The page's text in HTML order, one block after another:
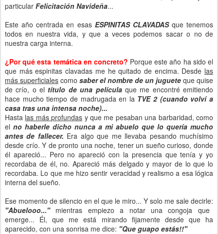
particular Felicitación Navideña...
Este año centrada en esas ESPINITAS CLAVADAS que tenemos
todos en nuestra vida, y que a veces podemos sacar o no de
nuestra carga interna.
¿Por qué esta temática en concreto? Porque este año ha sido el
que más espinitas clavadas me he quitado de encima. Desde las
más superficiales como saber el nombre de un juguete que quise
de crío, o el título de una película que me encontré emitiendo
hace mucho tiempo de madrugada en la TVE 2 (cuando volví a
casa tras una intensa noche)...
Hasta las más profundas y que me pesaban una barbaridad, como
el no haberle dicho nunca a mi abuelo que lo quería mucho
antes de fallecer. Era algo que me llevaba pesando muchísimo
desde crío. Y de pronto una noche, tener un sueño curioso, donde
él apareció... Pero no apareció con la presencia que tenía y yo
recordaba de él, no. Apareció más delgado y mayor de lo que lo
recordaba. Lo que me hizo sentir veracidad y realismo a esa lógica
interna del sueño.
Ese momento de silencio en el que le miro... Y solo me sale decirle:
"Abuelooo..."mientras empiezo a notar una congoja que
emerge... Él, que me está mirando fijamente desde que ha
aparecido, con una sonrisa me dice: "Que guapo estás!!"